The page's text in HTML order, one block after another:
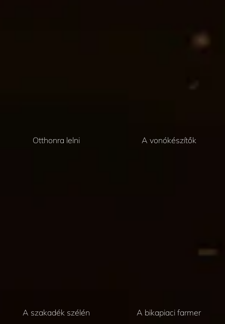
Otthonra lelni A vonókészítők
A szakadék szélén A bikapiaci farmer